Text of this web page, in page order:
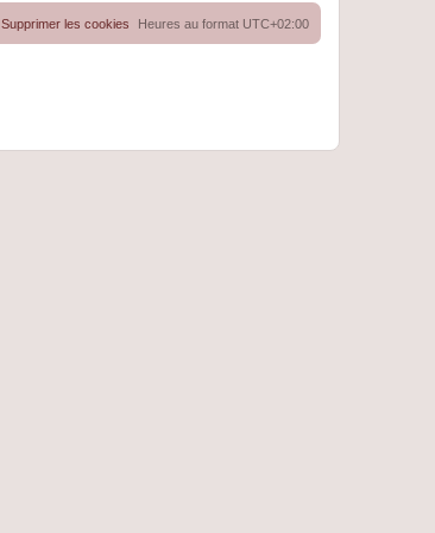
Heures au format UTC+02:00
Supprimer les cookies